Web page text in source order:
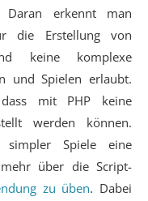
Daran erkennt man
die Erstellung von
keine komplexe
und Spielen erlaubt.
mit PHP keine
werden können.
simpler Spiele eine
über die Script-
zu üben. Dabei